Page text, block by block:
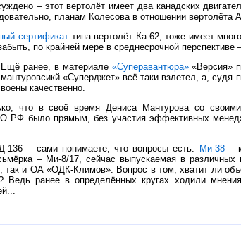
– этот вертолёт имеет два канадских
планам Колесова в отношении
сертификаттипа вертолёт Ка-62, тоже имеет много
по крайней мере в среднесрочной перспективе
ранее, в материале «Суперавантюра»«Версия»
«Суперджет» всё-таки взлетел, а,
качественно.
что в своё время Дениса Мантурова со
было прямым, без участия эффективных
136 – сами понимаете, что вопросы есть. Ми-38–
– Ми-8/17, сейчас выпускаемая в
так и ОА «ОДК-Климов». Вопрос в том, хватит ли
Ведь ранее в определённых кругах ходили